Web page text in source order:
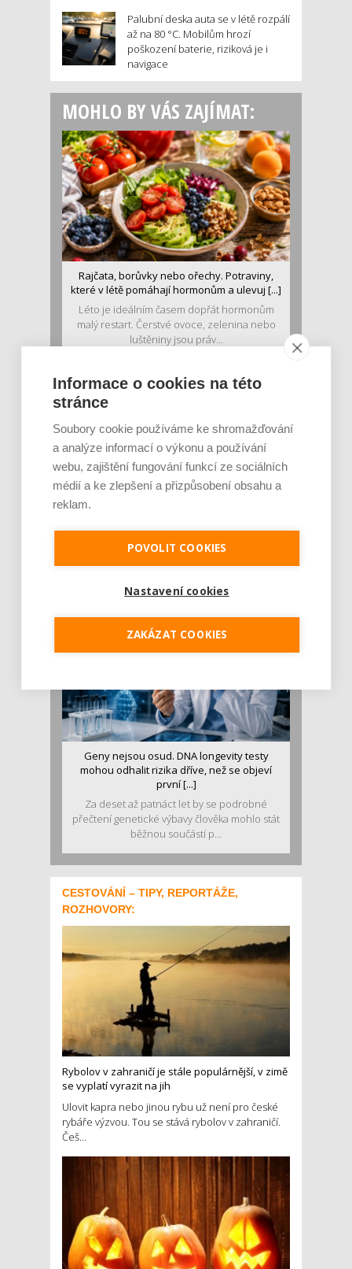
Palubní deska auta se v létě rozpálí
až na 80 °C. Mobilům hrozí
poškození baterie, riziková je i
navigace
MOHLO BY VÁS ZAJÍMAT:
Rajčata, borůvky nebo ořechy. Potraviny,
které v létě pomáhají hormonům a ulevuj [...]
Léto je ideálním časem dopřát hormonům
malý restart. Čerstvé ovoce, zelenina nebo
luštěniny jsou práv...
stravě ho mám dostatek. Znáte nejčastějš [...]
Pojem protein již nějakou dobu rezonuje
v oblasti zdraví, výživy i dlouhověkosti. Přesto
Geny nejsou osud. DNA longevity testy
mohou odhalit rizika dříve, než se objeví
první [...]
Za deset až patnáct let by se podrobné
přečtení genetické výbavy člověka mohlo stát
běžnou součástí p...
CESTOVÁNÍ – TIPY, REPORTÁŽE,
ROZHOVORY:
Rybolov v zahraničí je stále populárnější, v zimě
se vyplatí vyrazit na jih
Ulovit kapra nebo jinou rybu už není pro české
rybáře výzvou. Tou se stává rybolov v zahraničí.
Češ...
Informace o cookies na této
stránce
Soubory cookie používáme ke shromažďování
a analýze informací o výkonu a používání
webu, zajištění fungování funkcí ze sociálních
médií a ke zlepšení a přizpůsobení obsahu a
reklam.
POVOLIT COOKIES
Nastavení cookies
ZAKÁZAT COOKIES